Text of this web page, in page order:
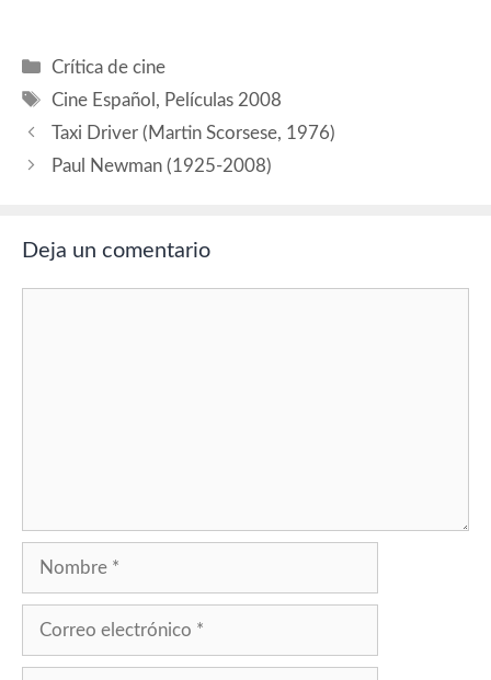
ninguna más), vamos
simplemente a hacer la
Categorías
Crítica de cine
Etiquetas
Cine Español , Películas 2008
Taxi Driver (Martin Scorsese, 1976)
Paul Newman (1925-2008)
Deja un comentario